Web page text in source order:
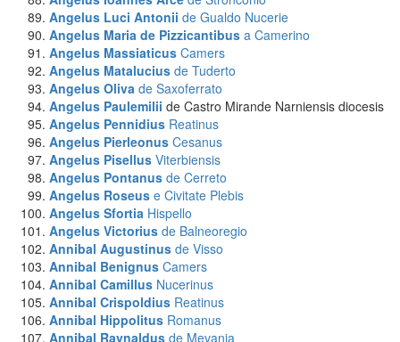
Angelus Luci Antonii de Gualdo Nucerie
Angelus Maria de Pizzicantibus a Camerino
Angelus Massiaticus Camers
Angelus Matalucius de Tuderto
Angelus Oliva de Saxoferrato
Angelus Paulemilii de Castro Mirande Narniensis diocesis
Angelus Pennidius Reatinus
Angelus Pierleonus Cesanus
Angelus Pisellus Viterbiensis
Angelus Pontanus de Cerreto
Angelus Roseus e Civitate Plebis
Angelus Sfortia Hispello
Angelus Victorius de Balneoregio
Annibal Augustinus de Visso
Annibal Benignus Camers
Annibal Camillus Nucerinus
Annibal Crispoldius Reatinus
Annibal Hippolitus Romanus
Annibal Raynaldus de Mevania